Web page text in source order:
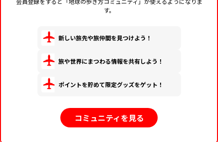
す。
新しい旅先や旅仲間を見つけよう！
旅や世界にまつわる情報を共有しよう！
ポイントを貯めて限定グッズをゲット！
コミュニティを見る